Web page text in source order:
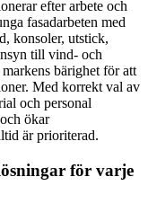
efter arbete och
fasadarbeten med
konsoler, utstick,
till vind- och
bärighet för att
Med korrekt val av
och personal
ökar
är prioriterad.
för varje